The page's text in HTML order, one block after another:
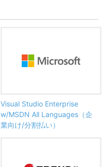
Visual Studio Enterprise
w/MSDN All Languages（企
業向け/分割払い）